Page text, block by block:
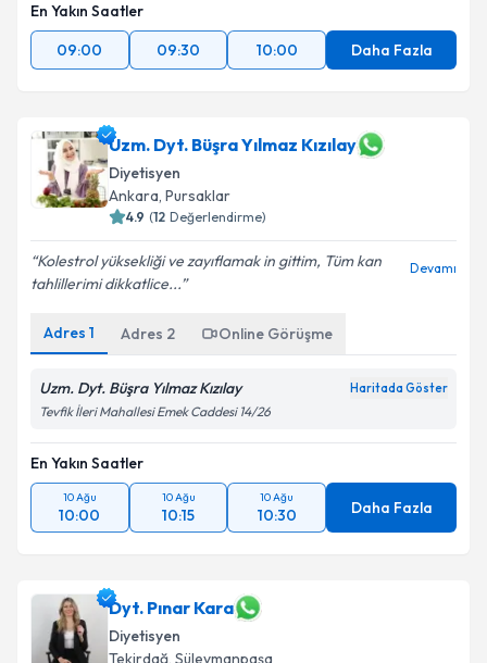
En Yakın Saatler
09:00
09:30 10:00 Daha Fazla
Uzm. Dyt. Büşra Yılmaz Kızılay
Diyetisyen
Ankara, Pursaklar
4.9 (12 Değerlendirme)
Kolestrol yüksekliği ve zayıflamak in gittim, Tüm kan
tahlillerimi dikkatlice...
Devamı
Adres 1 Adres 2 Online Görüşme
Uzm. Dyt. Büşra Yılmaz Kızılay Haritada Göster
Tevfik İleri Mahallesi Emek Caddesi 14/26
En Yakın Saatler
10 Ağu
10:00
10 Ağu
10:15
10 Ağu
10:30 Daha Fazla
Dyt. Pınar Kara
Diyetisyen
Tekirdağ, Süleymanpaşa